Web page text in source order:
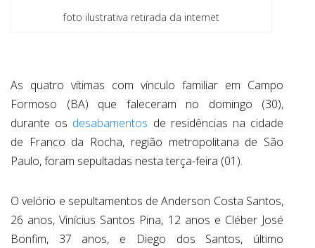
foto ilustrativa retirada da internet
As quatro vítimas com vínculo familiar em Campo
Formoso (BA) que faleceram no domingo (30),
durante os desabamentos de residências na cidade
de Franco da Rocha, região metropolitana de São
Paulo, foram sepultadas nesta terça-feira (01).
O velório e sepultamentos de Anderson Costa Santos,
26 anos, Vinícius Santos Pina, 12 anos e Cléber José
Bonfim, 37 anos, e Diego dos Santos, último